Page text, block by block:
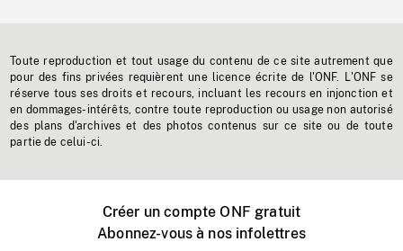
Toute reproduction et tout usage du contenu de ce site autrement que
pour des fins privées requièrent une licence écrite de l'ONF. L'ONF se
réserve tous ses droits et recours, incluant les recours en injonction et
en dommages-intérêts, contre toute reproduction ou usage non autorisé
des plans d'archives et des photos contenus sur ce site ou de toute
partie de celui-ci.
Créer un compte ONF gratuit
Abonnez-vous à nos infolettres